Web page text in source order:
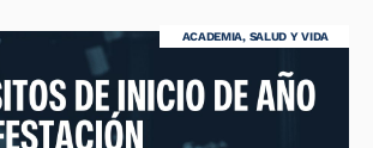
ACADEMIA, SALUD Y VIDA